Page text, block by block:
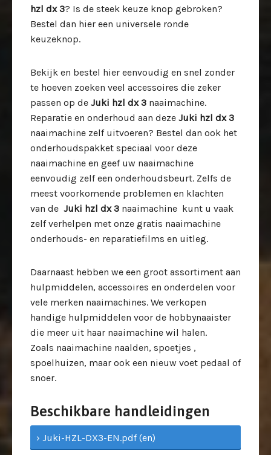
hzl dx 3? Is de steek keuze knop gebroken?
Bestel dan hier een universele ronde
keuzeknop.
Bekijk en bestel hier eenvoudig en snel zonder
te hoeven zoeken veel accessoires die zeker
passen op de Juki hzl dx 3 naaimachine.
Reparatie en onderhoud aan deze Juki hzl dx 3
naaimachine zelf uitvoeren? Bestel dan ook het
onderhoudspakket speciaal voor deze
naaimachine en geef uw naaimachine
eenvoudig zelf een onderhoudsbeurt. Zelfs de
meest voorkomende problemen en klachten
van de Juki hzl dx 3 naaimachine kunt u vaak
zelf verhelpen met onze gratis naaimachine
onderhouds- en reparatiefilms en uitleg.
Daarnaast hebben we een groot assortiment aan
hulpmiddelen, accessoires en onderdelen voor
vele merken naaimachines. We verkopen
handige hulpmiddelen voor de hobbynaaister
die meer uit haar naaimachine wil halen.
Zoals naaimachine naalden, spoetjes ,
spoelhuizen, maar ook een nieuw voet pedaal of
snoer.
Beschikbare handleidingen
› Juki-HZL-DX3-EN.pdf (en)